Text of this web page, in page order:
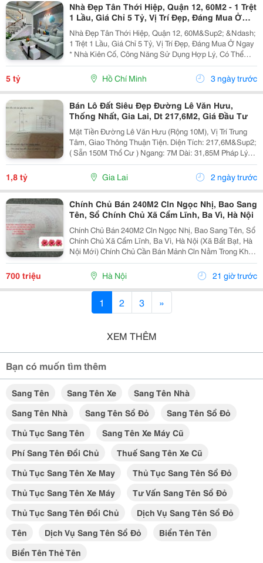
Nhà Đẹp Tân Thới Hiệp, Quận 12, 60M2 - 1 Trệt
1 Lầu, Giá Chỉ 5 Tỷ, Vị Trí Đẹp, Đáng Mua Ở
Ngay
Nhà Đẹp Tân Thới Hiệp, Quận 12, 60M&Sup2; &Ndash;
1 Trệt 1 Lầu, Giá Chỉ 5 Tỷ, Vị Trí Đẹp, Đáng Mua Ở Ngay
* Nhà Kiên Cố, Công Năng Sử Dụng Hợp Lý, Có Thể
Vào Ở Ngay. - Pháp Lý Rõ Ràng, Thuận Tiện Giao Dịch.
- Sổ Hồng Riêng, Sang Tên Ngay * Vị Trí...
5 tỷ Hồ Chí Minh 3 ngày trước
Bán Lô Đất Siêu Đẹp Đường Lê Văn Hưu,
Thống Nhất, Gia Lai, Dt 217,6M2, Giá Đầu Tư
Mặt Tiền Đường Lê Văn Hưu (Rộng 10M), Vị Trí Trung
Tâm, Giao Thông Thuận Tiện. Diện Tích: 217,6M&Sup2;
( Sẵn 150M Thổ Cư ) Ngang: 7M Dài: 31,85M Pháp Lý:
Sổ Hồng Riêng, Sang Tên Nhanh. Ưu Điểm Nổi Bật: *
Ngay Khu Dân Cư Đông Đúc, Trung...
1,8 tỷ Gia Lai 2 ngày trước
Chính Chủ Bán 240M2 Cln Ngọc Nhị, Bao Sang
Tên, Sổ Chính Chủ Xã Cẩm Lĩnh, Ba Vì, Hà Nội
Chính Chủ Bán 240M2 Cln Ngọc Nhị, Bao Sang Tên, Sổ
Chính Chủ Xã Cẩm Lĩnh, Ba Vì, Hà Nội (Xã Bất Bạt, Hà
Nội Mới) Chính Chủ Cần Bán Mảnh Cln Nằm Trong Khu
Dân Cư Lâu Đời Có Thể Lên Thổ Cư Ở Cẩm Lĩnh, Ba
Vì:lh*0O9O4669755 - Đất Vuông Vắn View Cánh...
700 triệu Hà Nội 21 giờ trước
1 2 3 »
XEM THÊM
Bạn có muốn tìm thêm
Sang Tên Sang Tên Xe
Sang Tên Nhà
Sang Tên Nhà
Sang Tên Sổ Đỏ
Sang Tên Sổ Đỏ
Thủ Tục Sang Tên
Sang Tên Xe Máy Cũ
Phí Sang Tên Đổi Chủ
Thuế Sang Tên Xe Cũ
Thủ Tục Sang Tên Xe May
Thủ Tục Sang Tên Sổ Đỏ
Thủ Tục Sang Tên Xe Máy
Tư Vấn Sang Tên Sổ Đỏ
Thủ Tục Sang Tên Đổi Chủ
Dịch Vụ Sang Tên Sổ Đỏ
Tên
Dịch Vụ Sang Tên Sổ Đỏ
Biển Tên Tên
Biển Tên Thẻ Tên